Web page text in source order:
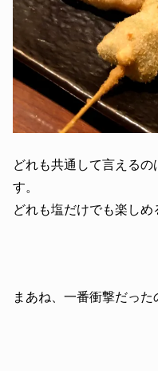
どれも共通して言える
す。
どれも塩だけでも楽しめ
まあね、一番衝撃だった